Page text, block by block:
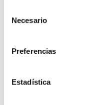
Necesario
Preferencias
Estadística